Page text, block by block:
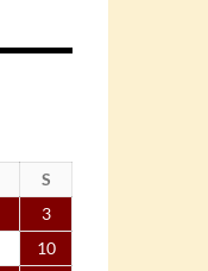
S
3
10